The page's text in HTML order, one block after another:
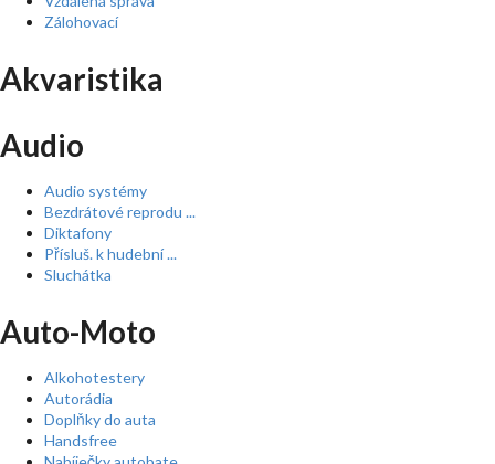
Zálohovací
Akvaristika
Audio
Audio systémy
Bezdrátové reprodu ...
Diktafony
Přísluš. k hudební ...
Sluchátka
Auto-Moto
Alkohotestery
Autorádia
Doplňky do auta
Handsfree